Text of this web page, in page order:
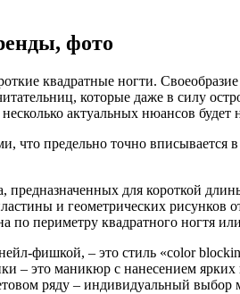
фото
квадратные ногти.
которые даже в силу
актуальных нюансов
предельно точно вписывается
для короткой
и геометрических рисунков
периметру квадратного ногтя
фишкой, – это стиль «color
– это маникюр с нанесением
ряду – индивидуальный выбор